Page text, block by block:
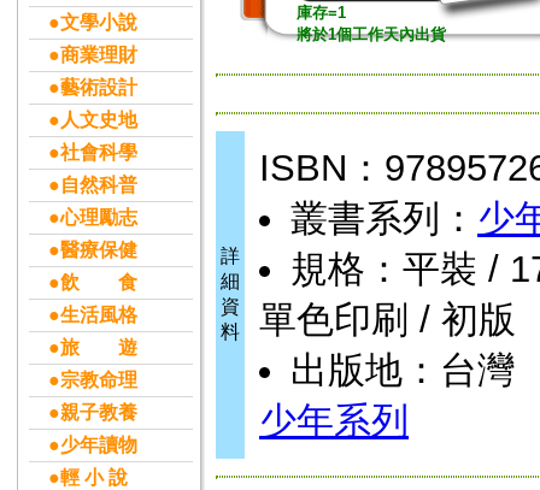
●文學小說
●商業理財
●藝術設計
●人文史地
●社會科學
●自然科普
●心理勵志
●醫療保健
●飲 食
●生活風格
●旅 遊
●宗教命理
●親子教養
●少年讀物
●輕 小 說
庫存=1
將於1個工作天內出貨
詳
細
資
料
ISBN：
叢書系列： 少
規格：平裝 /
單色印刷 / 初版
出版地：台灣
少年系列